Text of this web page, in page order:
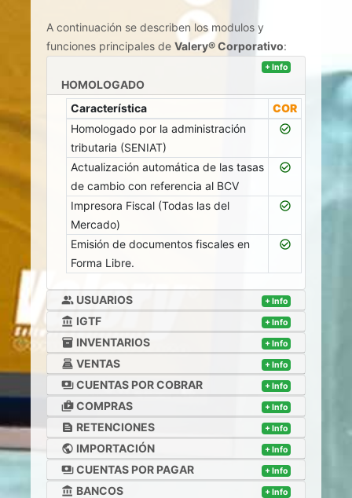
A continuación se describen los modulos y
funciones principales de Valery® Corporativo:
HOMOLOGADO
+ Info
Característica
COR
Homologado por la administración
tributaria (SENIAT)
check_circle_outline
Actualización automática de las tasas
de cambio con referencia al BCV
check_circle_outline
Impresora Fiscal (Todas las del
Mercado)
check_circle_outline
Emisión de documentos fiscales en
Forma Libre.
check_circle_outline
people_alt USUARIOS + Info
account_balance IGTF + Info
inventory_2 INVENTARIOS + Info
point_of_sale VENTAS + Info
paymentsCUENTAS POR COBRAR + Info
shop_twoCOMPRAS + Info
text_snippet RETENCIONES + Info
public IMPORTACIÓN + Info
paymentsCUENTAS POR PAGAR + Info
account_balance BANCOS + Info